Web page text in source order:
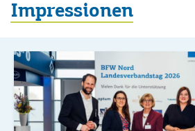
Impressionen